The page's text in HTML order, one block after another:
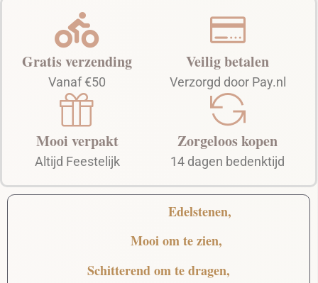
Gratis verzending
Vanaf €50
Mooi verpakt
Altijd Feestelijk
Veilig betalen
Verzorgd door Pay.nl
Zorgeloos kopen
14 dagen bedenktijd
Edelstenen,
Mooiom te zien,
Schitterendom te dragen,